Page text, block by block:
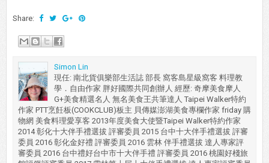
Share:
Simon Lin
現任: 南北貨俱樂部生活誌 部長 窩客島星級窩客 料理教
學．自由作家 胖好國際共同創辦人 經歷: 奇摩美食摩人
G+美食精選名人 無名美食王共筆達人 Taipei Walker特約
作家 PTT烹飪板(COOKCLUB)板主 貝傳媒澎湖美食專欄作家 friday 購
物網 美食料理愛享客 2013年度美食大使暨Taipei Walker特約作家
2014 彰化十大伴手禮選拔 評審委員 2015 台中十大伴手禮選拔 評審
委員 2016 彰化金好禮 評審委員 2016 雲林 伴手禮選拔 達人專家評
審委員 2016 台中禮好台中市十大伴手禮 評審委員 2016 桃園好棧旅